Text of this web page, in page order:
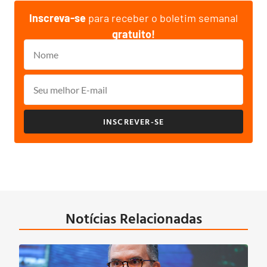
Inscreva-se para receber o boletim semanal
gratuito!
INSCREVER-SE
Notícias Relacionadas